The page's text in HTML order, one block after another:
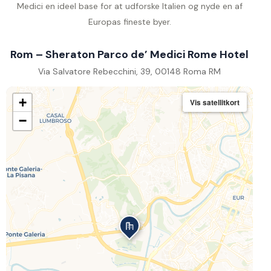
Medici en ideel base for at udforske Italien og nyde en af
Europas fineste byer.
Rom – Sheraton Parco de’ Medici Rome Hotel
Via Salvatore Rebecchini, 39, 00148 Roma RM
+
−
Vis satellitkort